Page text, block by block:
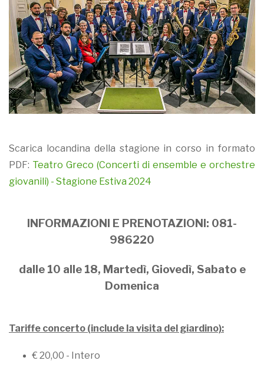
Scarica locandina della stagione in corso in formato
PDF: Teatro Greco (Concerti di ensemble e orchestre
giovanili) - Stagione Estiva 2024
INFORMAZIONI E PRENOTAZIONI: 081-
986220
dalle 10 alle 18, Martedì, Giovedì, Sabato e
Domenica
Tariffe concerto (include la visita del giardino):
€ 20,00 - Intero